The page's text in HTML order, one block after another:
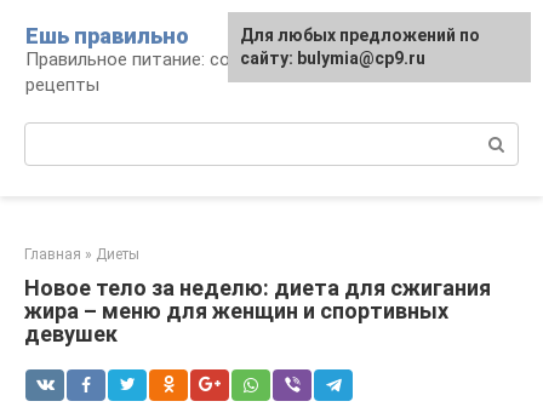
контенту
Ешь правильно
Правильное питание: советы, продукты,
рецепты
Главная » Диеты
Новое тело за неделю: диета для сжигания
жира – меню для женщин и спортивных
девушек
Для любых предложений по
сайту: bulymia@cp9.ru